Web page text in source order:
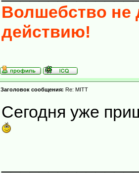
Волшебство не
действию!
Заголовок сообщения: Re: MITT
Сегодня уже